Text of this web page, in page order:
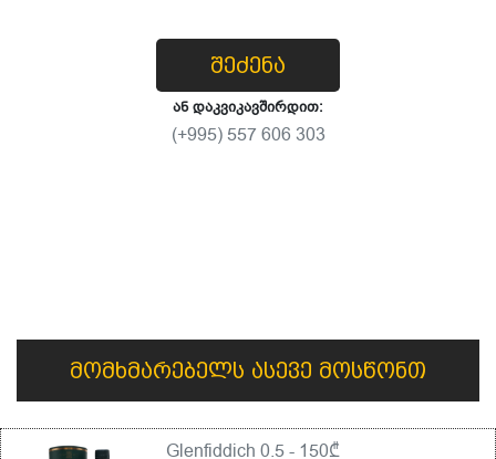
შეძენა
ან დაკვიკავშირდით:
(+995) 557 606 303
მომხმარებელს ასევე მოსწონთ
Glenfiddich 0.5 - 150₾